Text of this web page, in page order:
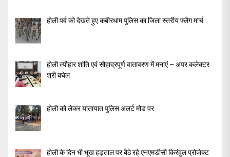
होली पर्व को देखते हुए कबीरधाम पुलिस का जिला स्तरीय फ्लैग मार्च
होली त्यौहार शांति एवं सौहाद्रपूर्ण वातावरण में मनाएं – अपर कलेक्टर
श्री बघेल
होली को लेकर यातायात पुलिस अलर्ट मोड पर
होली के दिन भी भूख हड़ताल पर बैठे रहे एनएमडीसी किरंदुल प्रोजेक्ट